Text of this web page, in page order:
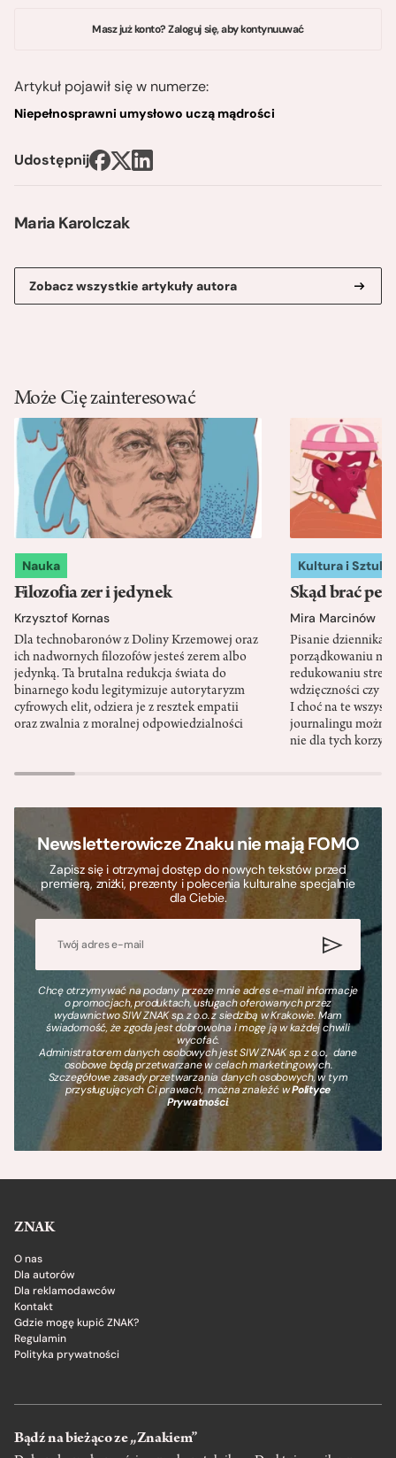
Maria Karolczak
Zobacz wszystkie artykuły autora
Masz już konto? Zaloguj się, aby kontynuuwać
Artykuł pojawił się w numerze:
Niepełnosprawni umysłowo uczą mądrości
Udostępnij
Może Cię zainteresować
Nauka
Filozofia zer i jedynek
Krzysztof Kornas
Dla technobaronów z Doliny Krzemowej oraz
ich nadwornych filozofów jesteś zerem albo
jedynką. Ta brutalna redukcja świata do
binarnego kodu legitymizuje autorytaryzm
cyfrowych elit, odziera je z resztek empatii
oraz zwalnia z moralnej odpowiedzialności
Kultura i Sztuka
Skąd brać
Mira Marcinów
Pisanie dziennika
porządkowaniu
redukowaniu
wdzięczności czy
I choć na te
journalingu można
nie dla tych
Newsletterowicze Znaku nie mają FOMO
Zapisz się i otrzymaj dostęp do nowych tekstów przed
premierą, zniżki, prezenty i polecenia kulturalne specjalnie
dla Ciebie.
Chcę otrzymywać na podany przeze mnie adres e-mail informacje
o promocjach, produktach, usługach oferowanych przez
wydawnictwo SIW ZNAK sp. z o.o. z siedzibą w Krakowie. Mam
świadomość, że zgoda jest dobrowolna i mogę ją w każdej chwili
wycofać.
Administratorem danych osobowych jest SIW ZNAK sp. z o.o., dane
osobowe będą przetwarzane w celach marketingowych.
Szczegółowe zasady przetwarzania danych osobowych, w tym
przysługujących Ci prawach, można znaleźć wPolityce
Prywatności.
ZNAK
O nas
Dla autorów
Dla reklamodawców
Kontakt
Gdzie mogę kupić ZNAK?
Regulamin
Polityka prywatności
Bądź na bieżąco ze „Znakiem”